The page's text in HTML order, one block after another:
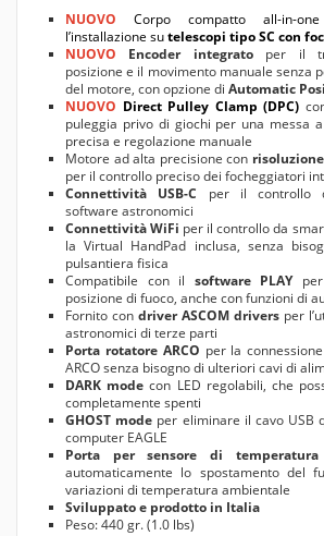
NUOVOCorpo compatto all-in-
l’installazione sutelescopi tipo SC con
NUOVO Encoder integratoper il
posizione e il movimento manuale senza
del motore, con opzione di Automatic
NUOVO Direct Pulley Clamp (DPC)
puleggia privo di giochi per una messa
precisa e regolazione manuale
Motore ad alta precisione con
per il controllo preciso dei focheggiatori
Connettività USB-C per il controllo
software astronomici
Connettività WiFi per il controllo da
la Virtual HandPad inclusa, senza
pulsantiera fisica
Compatibile con il software PLAYper
posizione di fuoco, anche con funzioni di
Fornito con driver ASCOM driversper
astronomici di terze parti
Porta rotatore ARCO per la
ARCO senza bisogno di ulteriori cavi di
DARK mode con LED regolabili, che
completamente spenti
GHOST mode per eliminare il cavo USB
computer EAGLE
Porta per sensore di temperatura
automaticamente lo spostamento del
variazioni di temperatura ambientale
Sviluppato e prodotto in Italia
Peso: 440 gr. (1.0 lbs)